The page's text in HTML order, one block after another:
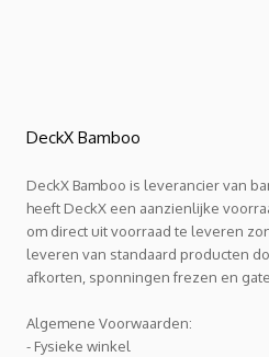
DeckX Bamboo
DeckX Bamboo is leverancier van
heeft DeckX een aanzienlijke
om direct uit voorraad te leveren
leveren van standaard producten
afkorten, sponningen frezen en
Algemene Voorwaarden:
- Fysieke winkel